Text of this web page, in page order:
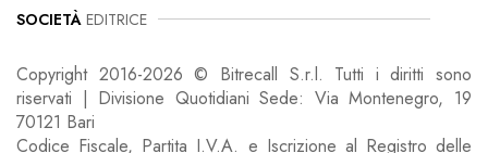
SOCIETÀ EDITRICE
Copyright 2016-2026 © Bitrecall S.r.l. Tutti i diritti sono
riservati | Divisione Quotidiani Sede: Via Montenegro, 19
70121 Bari
Codice Fiscale, Partita I.V.A. e Iscrizione al Registro delle